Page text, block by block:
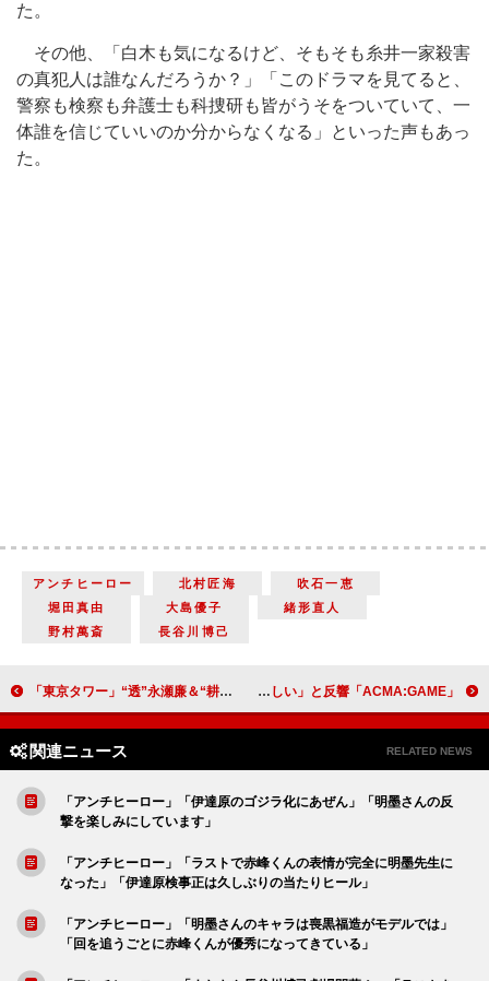
た。
その他、「白木も気になるけど、そもそも糸井一家殺害
の真犯人は誰なんだろうか？」「このドラマを見てると、
警察も検察も弁護士も科捜研も皆がうそをついていて、一
体誰を信じていいのか分からなくなる」といった声もあっ
た。
アンチヒーロー 北村匠海
吹石一恵
堀田真由
大島優子
緒形直人
野村萬斎
長谷川博己
「東京タワー」“透”永瀬廉＆“耕二”松田元太が熱い告白 次週最終回は「松田元太くんとMEGUMIは結婚してほしい」 「ACMA:GAME」最終話 間宮祥太朗と吉川晃司の“親子対決”に感動の声 映画化決定に「激アツ」「アニメ化もしてほしい」と反響
関連ニュース RELATED NEWS
「アンチヒーロー」「伊達原のゴジラ化にあぜん」「明墨さんの反
撃を楽しみにしています」
「アンチヒーロー」「ラストで赤峰くんの表情が完全に明墨先生に
なった」「伊達原検事正は久しぶりの当たりヒール」
「アンチヒーロー」「明墨さんのキャラは喪黒福造がモデルでは」
「回を追うごとに赤峰くんが優秀になってきている」